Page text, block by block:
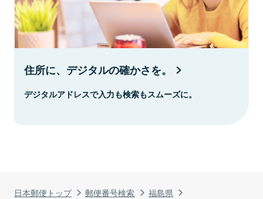
日本郵便トップ 郵便番号検索
福島県
住所に、デジタルの確かさを。
デジタルアドレスで入力も検索もスムーズに。